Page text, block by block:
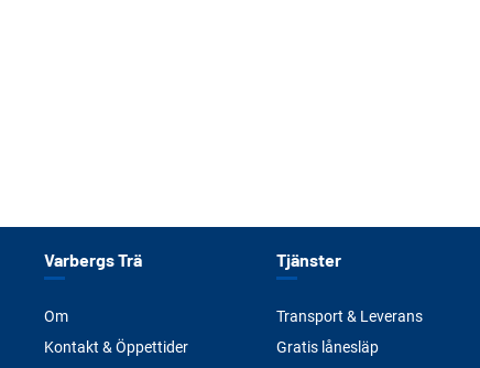
Varbergs Trä
Om
Kontakt & Öppettider
Tjänster
Transport & Leverans
Gratis lånesläp